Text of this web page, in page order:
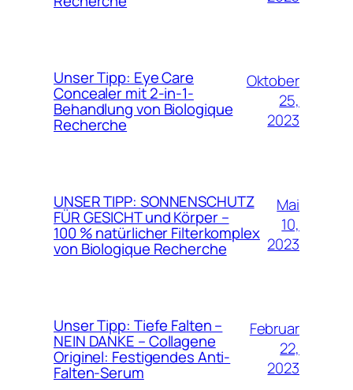
Unser Tipp: Eye Care
Concealer mit 2-in-1-
Behandlung von Biologique
Recherche
Oktober
25,
2023
UNSER TIPP: SONNENSCHUTZ
FÜR GESICHT und Körper –
100 % natürlicher Filterkomplex
von Biologique Recherche
Mai
10,
2023
Unser Tipp: Tiefe Falten –
NEIN DANKE – Collagene
Originel: Festigendes Anti-
Falten-Serum
Februar
22,
2023